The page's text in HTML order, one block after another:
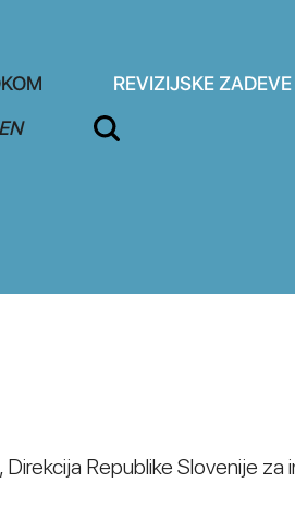
REVIZIJSKE ZADEVE
EN
Republike Slovenije za